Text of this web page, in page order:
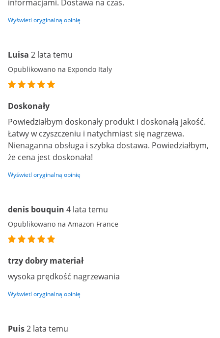
informacjami. Dostawa na czas.
Wyświetl oryginalną opinię
Luisa 2 lata temu
Opublikowano na Expondo Italy
Doskonały
Powiedziałbym doskonały produkt i doskonałą jakość.
Łatwy w czyszczeniu i natychmiast się nagrzewa.
Nienaganna obsługa i szybka dostawa. Powiedziałbym,
że cena jest doskonała!
Wyświetl oryginalną opinię
denis bouquin 4 lata temu
Opublikowano na Amazon France
trzy dobry materiał
wysoka prędkość nagrzewania
Wyświetl oryginalną opinię
Puis2 lata temu